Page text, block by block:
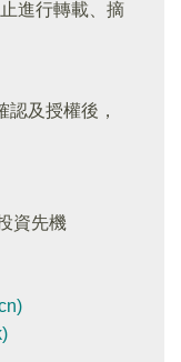
進行轉載、摘
認及授權後，
資先機